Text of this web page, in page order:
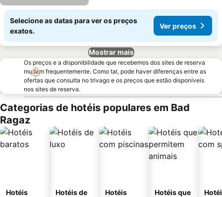
Selecione as datas para ver os preços
exatos.
Ver preços
Mostrar mais
Os preços e a disponibilidade que recebemos dos sites de reserva
mudam frequentemente. Como tal, pode haver diferenças entre as
ofertas que consulta no trivago e os preços que estão disponíveis
nos sites de reserva.
Categorias de hotéis populares em Bad
Ragaz
Hotéis
Hotéis de
Hotéis
Hotéis que